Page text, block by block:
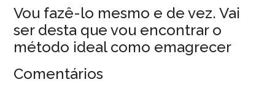
Vou fazê-lo mesmo e de vez. Vai
ser desta que vou encontrar o
método ideal como emagrecer
Comentários